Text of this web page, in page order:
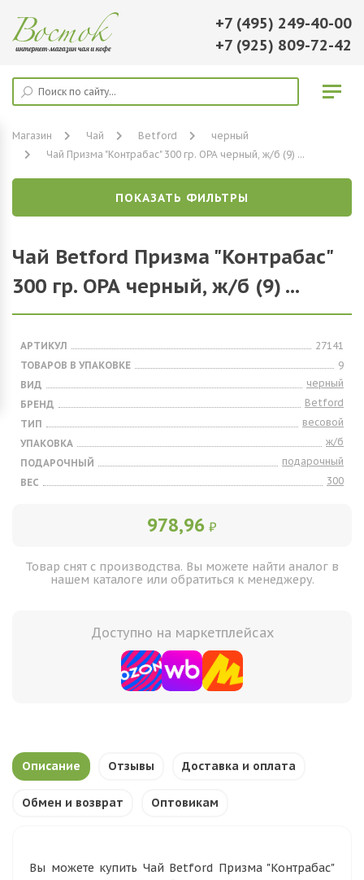
+7 (495) 249-40-00
+7 (925) 809-72-42
Магазин Чай Betford
черный
Чай Призма "Контрабас" 300 гр. ОРА черный, ж/б (9) ...
ПОКАЗАТЬ ФИЛЬТРЫ
Чай Betford Призма "Контрабас"
300 гр. ОРА черный, ж/б (9) ...
АРТИКУЛ
27141
ТОВАРОВ В УПАКОВКЕ
9
ВИД
черный
БРЕНД
Betford
ТИП
весовой
УПАКОВКА
ж/б
ПОДАРОЧНЫЙ
подарочный
ВЕС
300
978,96 ₽
Товар снят с производства. Вы можете найти аналог в
нашем каталоге или обратиться к менеджеру.
Доступно на маркетплейсах
Описание Отзывы Доставка и оплата
Обмен и возврат Оптовикам
Вы можете купить Чай Betford Призма "Контрабас"